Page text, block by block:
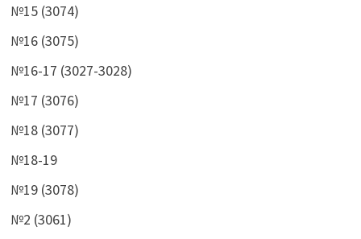
№15 (3074)
№16 (3075)
№16-17 (3027-3028)
№17 (3076)
№18 (3077)
№18-19
№19 (3078)
№2 (3061)